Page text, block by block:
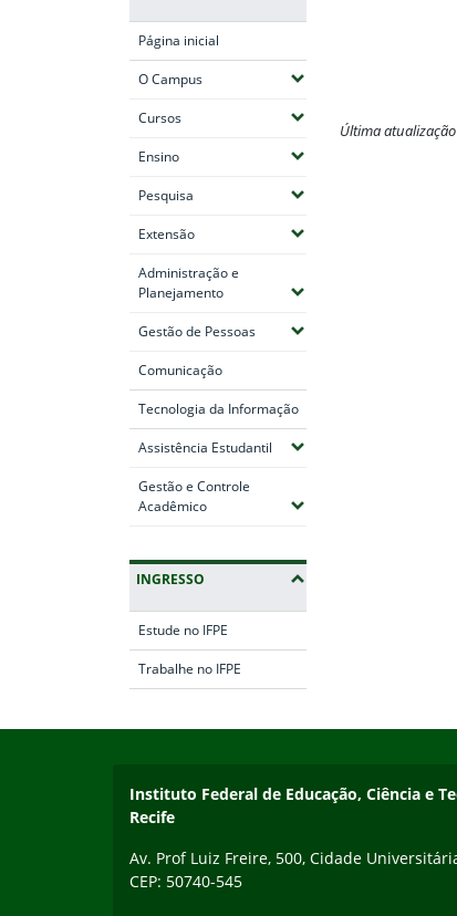
Página inicial
O Campus(Expandir submenus)
Cursos(Expandir submenus)
Ensino(Expandir submenus)
Pesquisa (Expandir submenus)
Extensão(Expandir submenus)
Administração e
Planejamento(Expandir submenus)
Gestão de Pessoas(Expandir submenus)
Comunicação
Tecnologia da Informação
Assistência Estudantil (Expandir submenus)
Gestão e Controle
Acadêmico(Expandir submenus)
INGRESSO
Estude no IFPE
Trabalhe no IFPE
Última
Instituto Federal de Educação, Ciência e
Recife
Av. Prof Luiz Freire, 500, Cidade
CEP: 50740-545